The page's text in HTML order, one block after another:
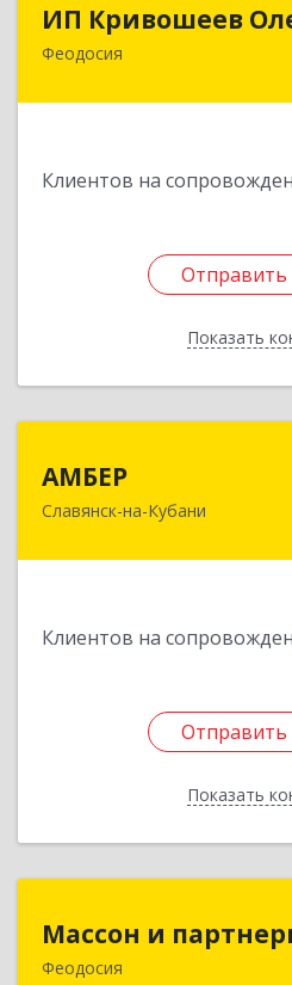
ИП Кривошеев
Феодосия
Клиентов на
Отправить
Показать
Отправить
Назад
АМБЕР
Славянск-на-Кубани
Клиентов на
Отправить
Показать
353562, Краснодарский
Отправить
Назад
Массон и
Феодосия
298112, Крым Респ,